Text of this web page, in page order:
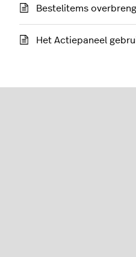
Bestelitems
Het Actiepaneel